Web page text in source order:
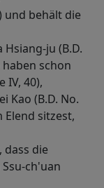
und behält die
ju (B.D.
haben schon
IV, 40),
Kao (B.D. No.
sitzest,
die
ch'uan